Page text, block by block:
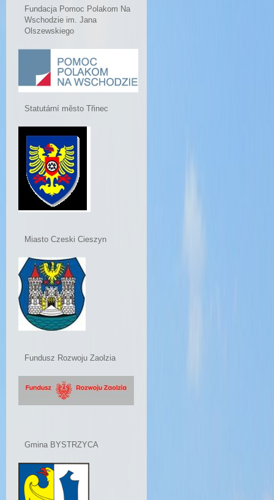
Fundacja Pomoc Polakom Na
Wschodzie im. Jana
Olszewskiego
Statutární město Třinec
Miasto Czeski Cieszyn
Fundusz Rozwoju Zaolzia
Gmina BYSTRZYCA